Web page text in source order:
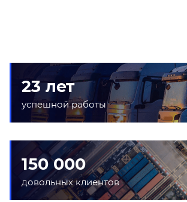
23 лет
успешной работы
150 000
довольных клиентов